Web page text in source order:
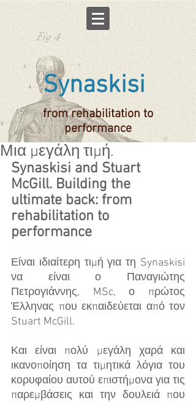
Synaskisi
from rehabilitation to
performance
Μια μεγάλη τιμή.
Synaskisi and Stuart
McGill. Building the
ultimate back: from
rehabilitation to
performance
Είναι ιδιαίτερη τιμή για τη Synaskisi
να είναι ο Παναγιώτης
Πετρογιάννης, MSc, ο πρώτος
Έλληνας που εκπαιδεύεται από τον
Stuart McGill.
Και είναι πολύ μεγάλη χαρά και
ικανοποίηση τα τιμητικά λόγια του
κορυφαίου αυτού επιστήμονα για τις
παρεμβάσεις και την δουλειά που